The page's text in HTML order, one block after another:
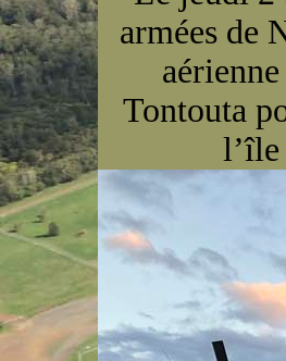
armées de
Tontouta